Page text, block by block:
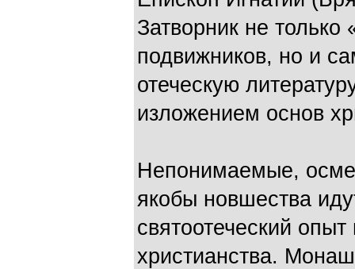
Затворник не
подвижников, но и
отеческую
изложением основ
Непонимаемые,
якобы новшества
святоотече­ский
христианства.